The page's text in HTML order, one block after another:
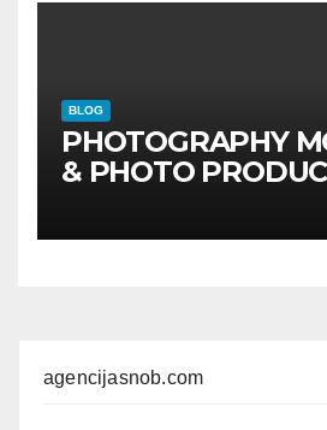
BLOG
PHOTOGRAPHY
& PHOTO
kroz foto modele,
agencijasnob.com